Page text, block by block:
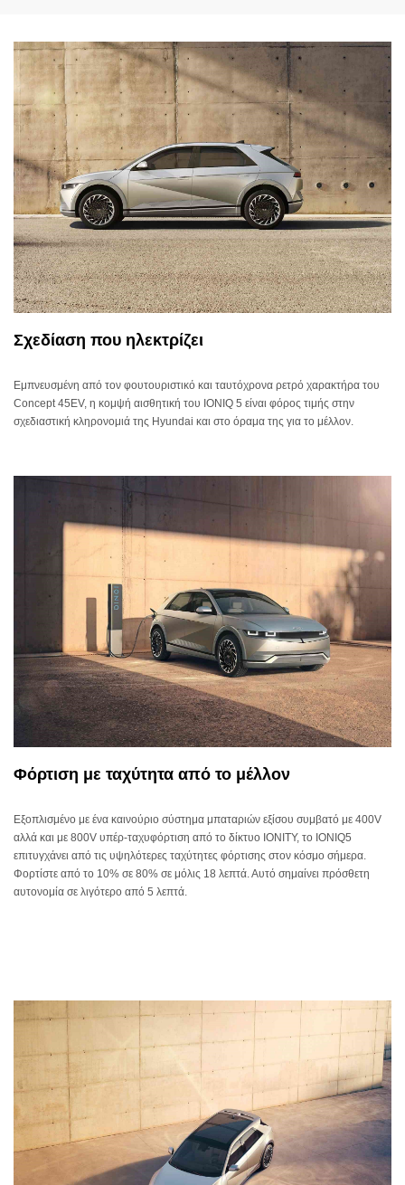
Σχεδίαση που ηλεκτρίζει
Εμπνευσμένη από τον φουτουριστικό και ταυτόχρονα ρετρό χαρακτήρα του
Concept 45EV, η κομψή αισθητική του IONIQ 5 είναι φόρος τιμής στην
σχεδιαστική κληρονομιά της Hyundai και στο όραμα της για το μέλλον.
Φόρτιση με ταχύτητα από το μέλλον
Εξοπλισμένο με ένα καινούριο σύστημα μπαταριών εξίσου συμβατό με 400V
αλλά και με 800V υπέρ-ταχυφόρτιση από το δίκτυο IONITY, το IONIQ5
επιτυγχάνει από τις υψηλότερες ταχύτητες φόρτισης στον κόσμο σήμερα.
Φορτίστε από το 10% σε 80% σε μόλις 18 λεπτά. Αυτό σημαίνει πρόσθετη
αυτονομία σε λιγότερο από 5 λεπτά.